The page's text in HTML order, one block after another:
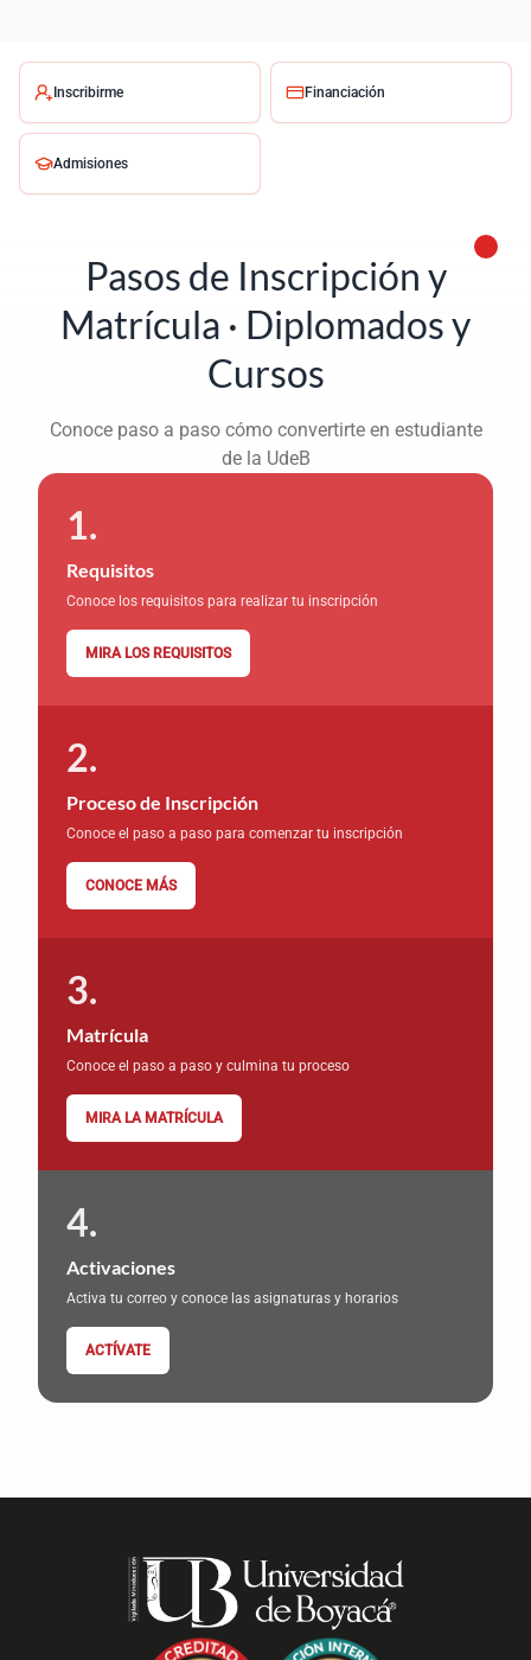
Inscribirme Financiación
Admisiones
Pasos de Inscripción y
Matrícula · Diplomados y
Cursos
Conoce paso a paso cómo convertirte en estudiante
de la UdeB
Requisitos
Conoce los requisitos para realizar tu inscripción
MIRA LOS REQUISITOS
Proceso de Inscripción
Conoce el paso a paso para comenzar tu inscripción
CONOCE MÁS
Matrícula
Conoce el paso a paso y culmina tu proceso
MIRA LA MATRÍCULA
Activaciones
Activa tu correo y conoce las asignaturas y horarios
ACTÍVATE